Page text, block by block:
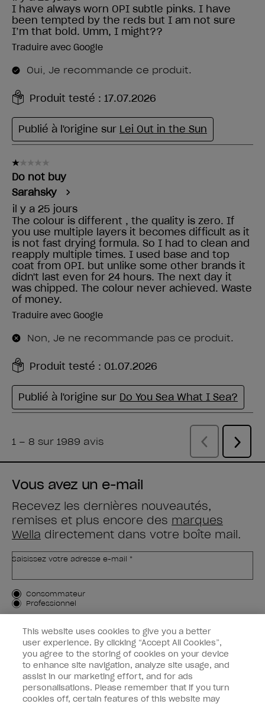
Vous avez un e-mail
Recevez les dernières nouveautés,
remises et plus encore des marques
Wella directement dans votre boîte mail.
Saisissez votre adresse e-mail *
Type de client
Consommateur
Professionnel
M'INSCRIRE
Informations clients
OPI & vous
This website uses cookies to give you a better
user experience. By clicking “Accept All Cookies”,
you agree to the storing of cookies on your device
to enhance site navigation, analyze site usage, and
assist in our marketing effort, and for ads
personalisations. Please remember that if you turn
cookies off, certain features of this website may